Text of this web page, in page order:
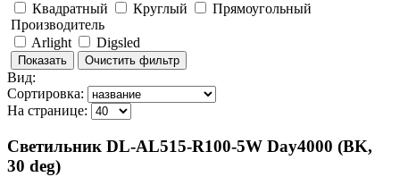
Квадратный
Круглый
Прямоугольный
Производитель
Arlight
Digsled
Вид:
Сортировка:
На странице:
Светильник DL-AL515-R100-5W Day4000 (BK,
30 deg)